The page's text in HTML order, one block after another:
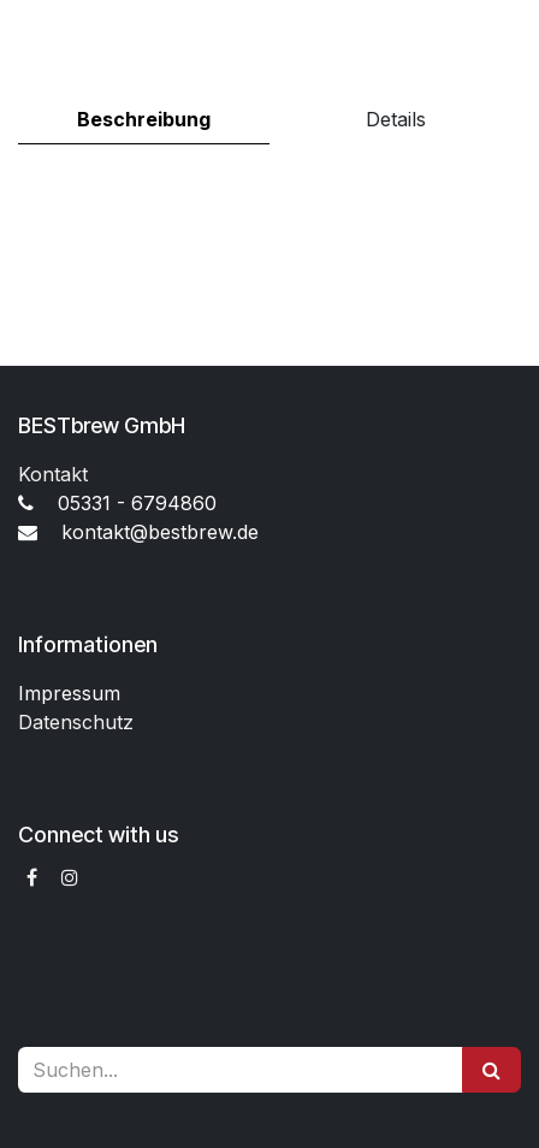
Beschreibung Details
BESTbrew GmbH
Kontakt
05331 - 6794860
kontakt@bestbrew.de
Informationen
Impressum
Datenschutz
Connect with us